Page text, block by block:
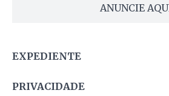
ANUNCIE
EXPEDIENTE
PRIVACIDADE